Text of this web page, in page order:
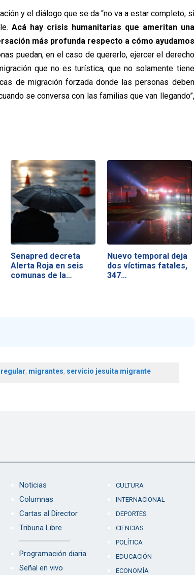
y el diálogo que se da “no va a estar completo, si
Acá hay crisis humanitarias que ameritan una
más profunda respecto a cómo ayudamos
puedan, en el caso de quererlo, ejercer el derecho
que no es turística, que no solamente tiene
de migración forzada donde las personas deben
se conversa con las familias que van llegando”,
Senapred decreta
Alerta Roja en seis
comunas de la…
Nuevo temporal deja
dos víctimas fatales,
347…
, migrantes, servicio jesuita migrante
Noticias
Columnas
Cartas al Director
Tribuna Libre
Programación diaria
Señal en vivo
CULTURA
INTERNACIONAL
DEPORTES
CIENCIAS
POLÍTICA
EDUCACIÓN
ECONOMÍA